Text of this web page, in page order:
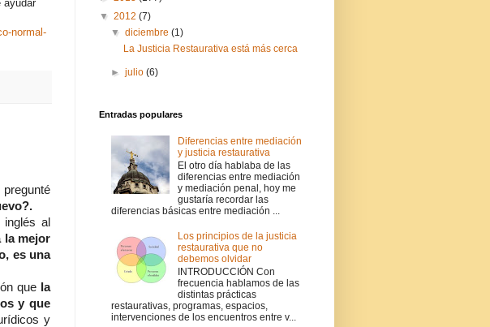
ayudar
normal-
al
la mejor
es una
que la
y que
y
▼ 2012 (7)
▼diciembre(1)
La Justicia Restaurativa está más cerca
►julio(6)
Entradas populares
Diferencias entre mediación
y justicia restaurativa
El otro día hablaba de las
diferencias entre mediación
y mediación penal, hoy me
gustaría recordar las
diferencias básicas entre mediación ...
Los principios de la justicia
restaurativa que no
debemos olvidar
INTRODUCCIÓN Con
frecuencia hablamos de las
distintas prácticas
restaurativas, programas, espacios,
intervenciones de los encuentros entre v...